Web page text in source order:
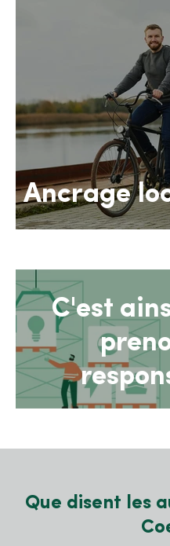
Ancrage
C'est
Que disent les